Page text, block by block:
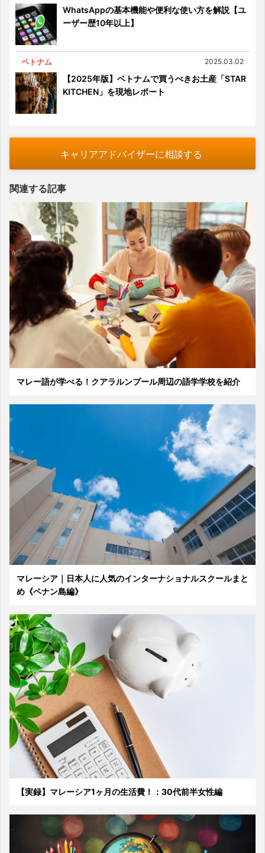
WhatsAppの基本機能や便利な使い方を解説【ユ
ーザー歴10年以上】
ベトナム 2025.03.02
【2025年版】ベトナムで買うべきお土産「STAR
KITCHEN」を現地レポート
キャリアアドバイザーに相談する
関連する記事
マレー語が学べる！クアラルンプール周辺の語学学校を紹介
マレーシア｜日本人に人気のインターナショナルスクールまと
め《ペナン島編》
【実録】マレーシア1ヶ月の生活費！：30代前半女性編